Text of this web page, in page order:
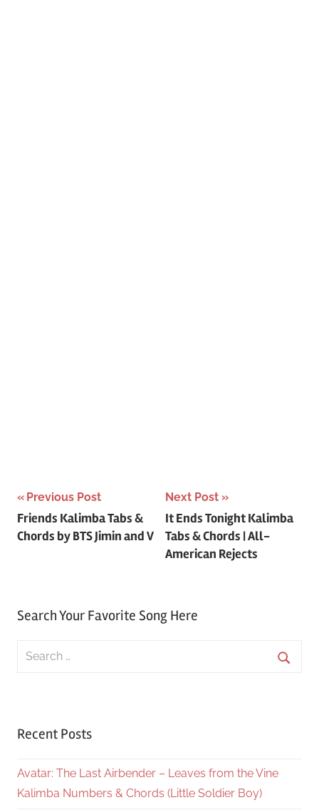
Post
navigation
Previous Post
Friends Kalimba Tabs &
Chords by BTS Jimin and V
Next Post
It Ends Tonight Kalimba
Tabs & Chords | All-
American Rejects
Search Your Favorite Song Here
Search
Recent Posts
Avatar: The Last Airbender – Leaves from the Vine
Kalimba Numbers & Chords (Little Soldier Boy)